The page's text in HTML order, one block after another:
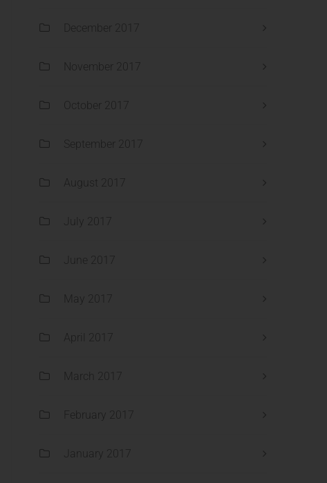
December 2017
November 2017
October 2017
September 2017
August 2017
July 2017
June 2017
May 2017
April 2017
March 2017
February 2017
January 2017